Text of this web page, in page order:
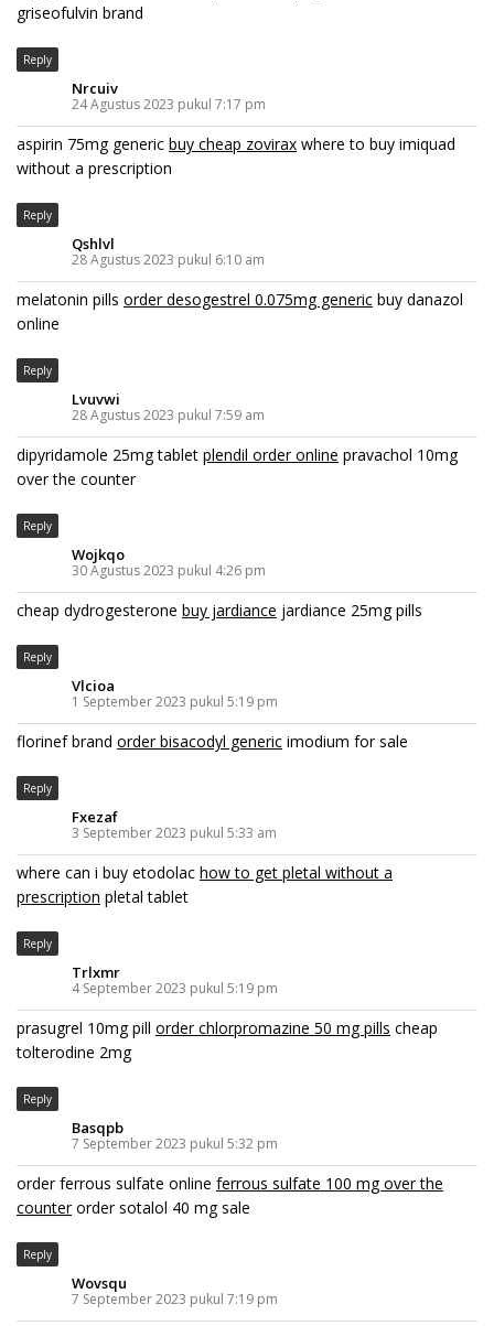
griseofulvin brand
Reply
Nrcuiv
24 Agustus 2023 pukul 7:17 pm
aspirin 75mg generic buy cheap zovirax where to buy imiquad
without a prescription
Reply
Qshlvl
28 Agustus 2023 pukul 6:10 am
melatonin pills order desogestrel 0.075mg generic buy danazol
online
Reply
Lvuvwi
28 Agustus 2023 pukul 7:59 am
dipyridamole 25mg tablet plendil order online pravachol 10mg
over the counter
Reply
Wojkqo
30 Agustus 2023 pukul 4:26 pm
cheap dydrogesterone buy jardiance jardiance 25mg pills
Reply
Vlcioa
1 September 2023 pukul 5:19 pm
florinef brand order bisacodyl generic imodium for sale
Reply
Fxezaf
3 September 2023 pukul 5:33 am
where can i buy etodolac how to get pletal without a
prescription pletal tablet
Reply
Trlxmr
4 September 2023 pukul 5:19 pm
prasugrel 10mg pill order chlorpromazine 50 mg pills cheap
tolterodine 2mg
Reply
Basqpb
7 September 2023 pukul 5:32 pm
order ferrous sulfate online ferrous sulfate 100 mg over the
counterorder sotalol 40 mg sale
Reply
Wovsqu
7 September 2023 pukul 7:19 pm